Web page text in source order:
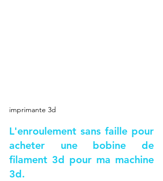
imprimante 3d
L'enroulement sans faille pour
acheter une bobine de
filament 3d pour ma machine
3d.